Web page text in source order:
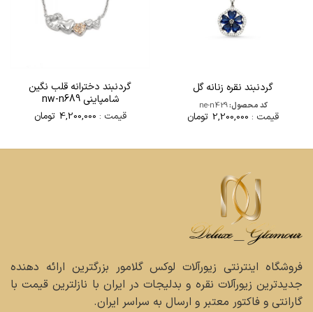
گردنبند نقره زنانه گل
کد محصول:ne-n429
قیمت : 2,200,000 تومان
گردنبند دخترانه قلب نگین
شامپاینی nw-n689
قیمت : 4,200,000 تومان
فروشگاه اینترنتی زیورآلات لوکس گلامور بزرگترین ارائه دهنده
جدیدترین زیورآلات نقره و بدلیجات در ایران با نازلترین قیمت با
گارانتی و فاکتور معتبر و ارسال به سراسر ایران.